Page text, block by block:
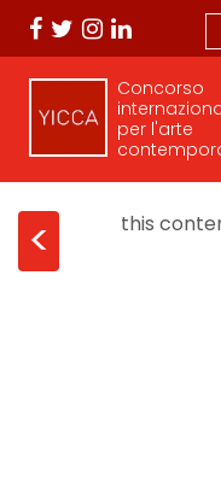
Concorso
per l'arte
< this